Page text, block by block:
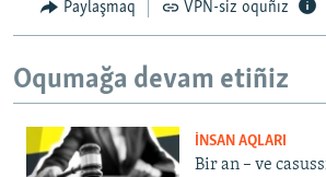
Paylaşmaq VPN-siz oquñız
Oqumağa devam etiñiz
İNSAN AQLARI
Bir an – ve